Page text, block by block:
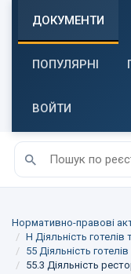
ДОКУМЕНТИ
ПОПУЛЯРНІ
ВОЙТИ
Нормативно-правові
H Діяльність готелів
55 Діяльність
55.3 Діяльність